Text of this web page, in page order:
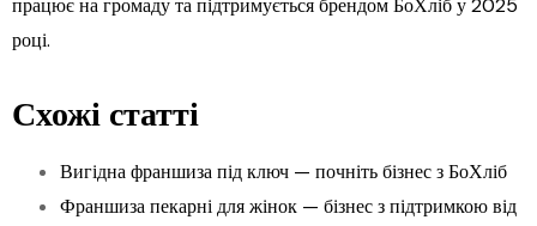
працює на громаду та підтримується брендом БоХліб у 2025
році.
Схожі статті
Вигідна франшиза під ключ — почніть бізнес з БоХліб
Франшиза пекарні для жінок — бізнес з підтримкою від